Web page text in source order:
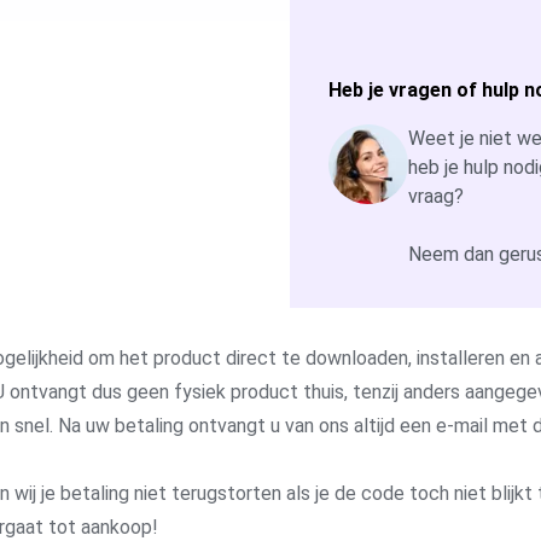
Heb je vragen of hulp
Weet je niet
heb je hulp
vraag?
Neem dan
om het product direct te downloaden, installeren
dus geen fysiek product thuis, tenzij anders
snel. Na uw betaling ontvangt u van ons altijd een e-mail
wij je betaling niet terugstorten als je de code toch niet
tot aankoop!